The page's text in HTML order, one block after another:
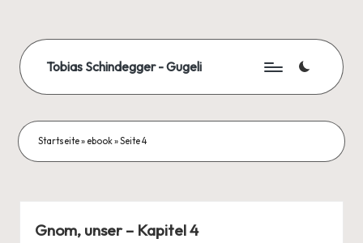
content
Tobias Schindegger - Gugeli
Startseite» ebook»Seite 4
Gnom, unser – Kapitel 4